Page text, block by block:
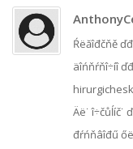
Ŕëăîđčňě
äîńňŕňî÷íî
Äë˙
đŕńňâîđű